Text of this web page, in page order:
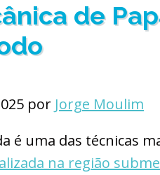
de
por Jorge Moulim
é uma das técnicas
na região